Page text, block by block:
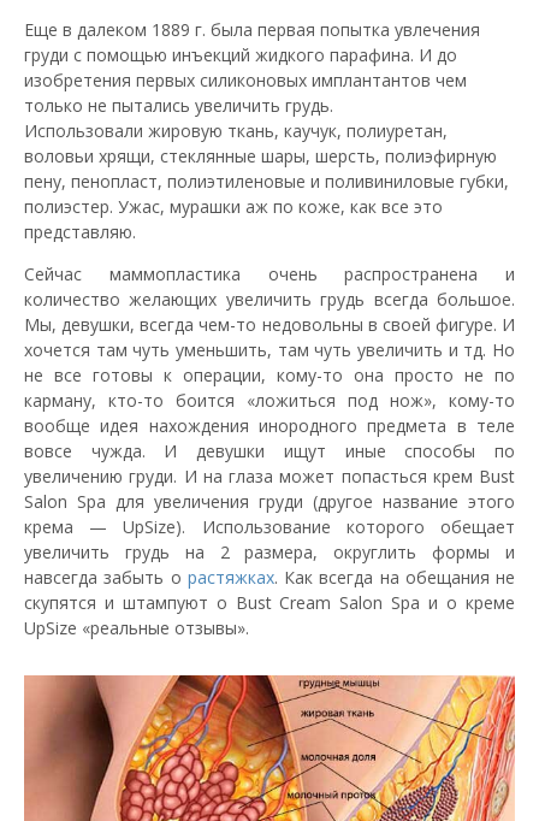
Еще в далеком 1889 г. была первая попытка увлечения
груди с помощью инъекций жидкого парафина. И до
изобретения первых силиконовых имплантантов чем
только не пытались увеличить грудь.
Использовали жировую ткань, каучук, полиуретан,
воловьи хрящи, стеклянные шары, шерсть, полиэфирную
пену, пенопласт, полиэтиленовые и поливиниловые губки,
полиэстер. Ужас, мурашки аж по коже, как все это
представляю.
Сейчас маммопластика очень распространена и
количество желающих увеличить грудь всегда большое.
Мы, девушки, всегда чем-то недовольны в своей фигуре. И
хочется там чуть уменьшить, там чуть увеличить и тд. Но
не все готовы к операции, кому-то она просто не по
карману, кто-то боится «ложиться под нож», кому-то
вообще идея нахождения инородного предмета в теле
вовсе чужда. И девушки ищут иные способы по
увеличению груди. И на глаза может попасться крем Bust
Salon Spa для увеличения груди (другое название этого
крема — UpSize). Использование которого обещает
увеличить грудь на 2 размера, округлить формы и
навсегда забыть о растяжках. Как всегда на обещания не
скупятся и штампуют о Bust Cream Salon Spa и о креме
UpSize «реальные отзывы».